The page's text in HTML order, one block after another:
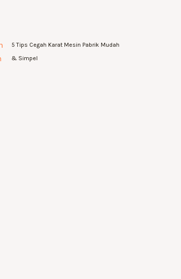
5 Tips Cegah Karat Mesin Pabrik Mudah
& Simpel